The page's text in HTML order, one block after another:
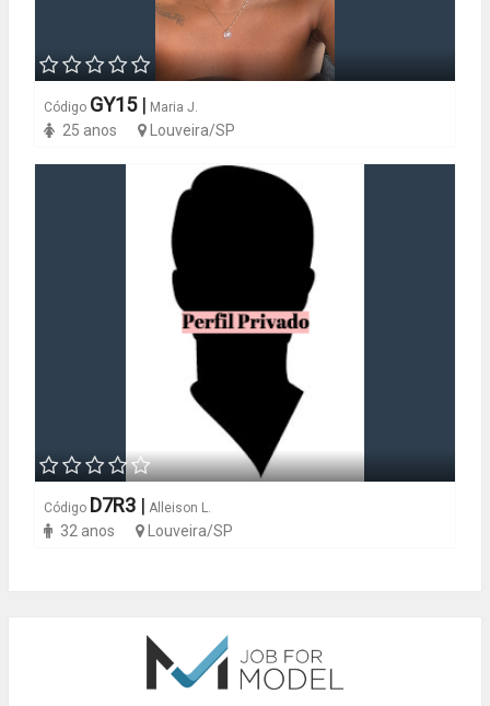
Código GY15 | Maria J.
25 anos Louveira/SP
Código D7R3 | Alleison L.
32 anos Louveira/SP